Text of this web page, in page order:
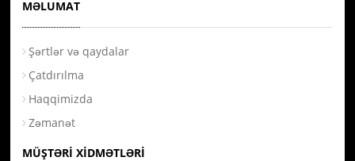
MƏLUMAT
Şərtlər və qaydalar
Çatdırılma
Haqqimizda
Zəmanət
MÜŞTƏRI XIDMƏTLƏRI